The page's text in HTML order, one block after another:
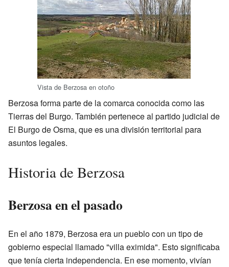
Vista de Berzosa en otoño
Berzosa forma parte de la comarca conocida como las
Tierras del Burgo. También pertenece al partido judicial de
El Burgo de Osma, que es una división territorial para
asuntos legales.
Historia de Berzosa
Berzosa en el pasado
En el año 1879, Berzosa era un pueblo con un tipo de
gobierno especial llamado "villa eximida". Esto significaba
que tenía cierta independencia. En ese momento, vivían